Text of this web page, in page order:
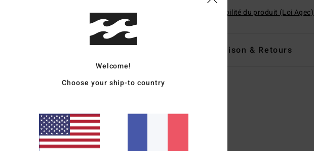
Traçabilité du produit (Loi Agec)
Livraison & Retours
Note moyenne
Welcome!
Choose your ship-to country